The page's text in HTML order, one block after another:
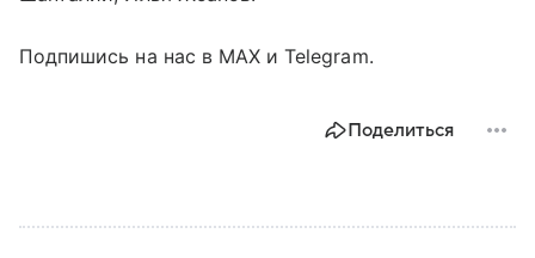
Подпишись на нас в MAX и Telegram.
Поделиться